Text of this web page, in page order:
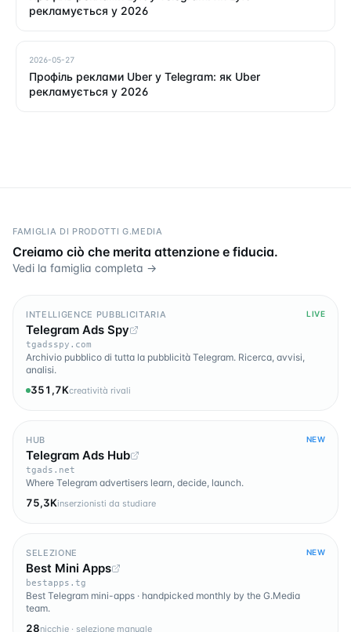
рекламується у 2026
2026-05-27
Профіль реклами Uber у Telegram: як Uber
рекламується у 2026
FAMIGLIA DI PRODOTTI G.MEDIA
Creiamo ciò che merita attenzione e fiducia.
Vedi la famiglia completa →
INTELLIGENCE PUBBLICITARIA LIVE
Telegram Ads Spy
tgadsspy.com
Archivio pubblico di tutta la pubblicità Telegram. Ricerca, avvisi,
analisi.
351,7Kcreatività rivali
HUB NEW
Telegram Ads Hub
tgads.net
Where Telegram advertisers learn, decide, launch.
75,3Kinserzionisti da studiare
SELEZIONE NEW
Best Mini Apps
bestapps.tg
Best Telegram mini-apps · handpicked monthly by the G.Media
team.
28nicchie · selezione manuale